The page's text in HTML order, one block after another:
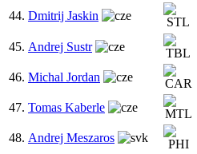
44. Dmitrij Jaskin
45. Andrej Sustr
46. Michal Jordan
47. Tomas Kaberle
48. Andrej Meszaros